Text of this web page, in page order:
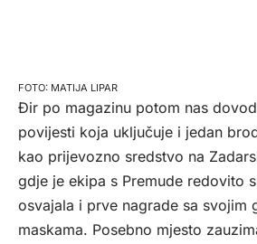
MATIJA LIPAR
Đir po magazinu potom nas
povijesti koja uključuje i jedan
kao prijevozno sredstvo na
gdje je ekipa s Premude redovito
osvajala i prve nagrade sa svojim
maskama. Posebno mjesto